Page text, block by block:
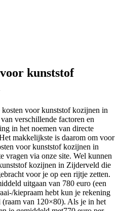
kunststof
voor kunststof kozijnen in
verschillende factoren en
in het noemen van directe
makkelijkste is daarom om voor
voor kunststof kozijnen in
vragen via onze site. Wel kunnen
kozijnen in Zijderveld die
voor je op een rijtje zetten.
uitgaan van 780 euro (een
kiepraam hebt kun je rekening
van 120×80). Als je in het